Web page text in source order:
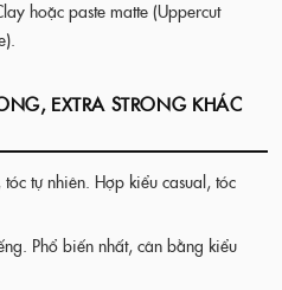
hoặc paste matte (Uppercut
EXTRA STRONG KHÁC
tự nhiên. Hợp kiểu casual, tóc
Phổ biến nhất, cân bằng kiểu